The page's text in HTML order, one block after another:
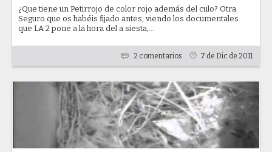
¿Que tiene un Petirrojo de color rojo además del culo? Otra.
Seguro que os habéis fijado antes, viendo los documentales
que LA 2 pone a la hora del a siesta,...
2 comentarios 7 de Dic de 2011